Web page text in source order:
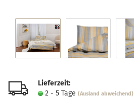
Lieferzeit:
2 - 5 Tage (Ausland abweichend)